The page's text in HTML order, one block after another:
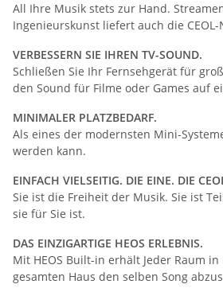
All Ihre Musik stets zur Hand.
Ingenieurskunst liefert auch die
VERBESSERN SIE IHREN TV-SOUND.
Schließen Sie Ihr Fernsehgerät für
den Sound für Filme oder Games auf
MINIMALER PLATZBEDARF.
Als eines der modernsten Mini-
werden kann.
EINFACH VIELSEITIG. DIE EINE. DIE
Sie ist die Freiheit der Musik. Sie ist
sie für Sie ist.
DAS EINZIGARTIGE HEOS ERLEBNIS.
Mit HEOS Built-in erhält Jeder Raum
gesamten Haus den selben Song